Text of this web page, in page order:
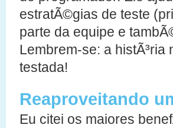
estratÃ©gias de teste
parte da equipe e
Lembrem-se: a histÃ³ria
testada!
Reaproveitando
Eu citei os maiores